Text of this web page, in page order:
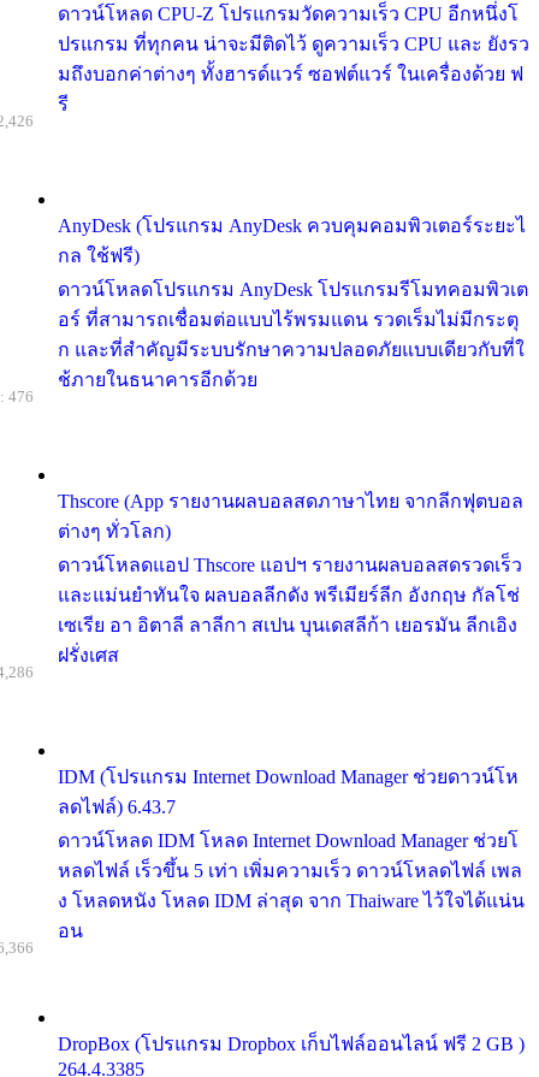
ดาวน์โหลด CPU-Z โปรแกรมวัดความเร็ว CPU อีกหนึ่งโ
ปรแกรม ที่ทุกคน น่าจะมีติดไว้ ดูความเร็ว CPU และ ยังรว
มถึงบอกค่าต่างๆ ทั้งฮารด์แวร์ ซอฟต์แวร์ ในเครื่องด้วย ฟ
รี
AnyDesk (โปรแกรม AnyDesk ควบคุมคอมพิวเตอร์ระยะไ
กล ใช้ฟรี)
ดาวน์โหลดโปรแกรม AnyDesk โปรแกรมรีโมทคอมพิวเต
อร์ ที่สามารถเชื่อมต่อแบบไร้พรมแดน รวดเร็มไม่มีกระตุ
ก และที่สำคัญมีระบบรักษาความปลอดภัยแบบเดียวกับที่ใ
ช้ภายในธนาคารอีกด้วย
Thscore (App รายงานผลบอลสดภาษาไทย จากลีกฟุตบอล
ต่างๆ ทั่วโลก)
ดาวน์โหลดแอป Thscore แอปฯ รายงานผลบอลสดรวดเร็ว
และแม่นยำทันใจ ผลบอลลีกดัง พรีเมียร์ลีก อังกฤษ กัลโช่
เซเรีย อา อิตาลี ลาลีกา สเปน บุนเดสลีก้า เยอรมัน ลีกเอิง
ฝรั่งเศส
476
IDM (โปรแกรม Internet Download Manager ช่วยดาวน์โห
ลดไฟล์) 6.43.7
ดาวน์โหลด IDM โหลด Internet Download Manager ช่วยโ
หลดไฟล์ เร็วขึ้น 5 เท่า เพิ่มความเร็ว ดาวน์โหลดไฟล์ เพล
ง โหลดหนัง โหลด IDM ล่าสุด จาก Thaiware ไว้ใจได้แน่น
อน
DropBox (โปรแกรม Dropbox เก็บไฟล์ออนไลน์ ฟรี 2 GB )
264.4.3385